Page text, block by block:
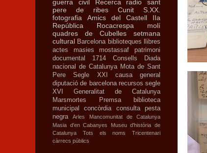
guerra civil
Recerca radio
sant
pere de ribes
Cunit
S.XX.
fotografia
Amics del Castell
IIa
República
Rocacrespa
molí
quadres de Cubelles
setmana
cultural Barcelona biblioteques
llibres
actes
masies mostassaf
patrimoni
documental
1714 Consells
Diada
nacional de Catalunya Mota de Sant
Pere
Segle XXI
causa general
diputació de barcelona recursos segle
XVI
Generalitat de Catalunya
Marsmortes
Premsa
biblioteca
municipal
concòrdia consulta
pesta
negra
Arles
Mancomunitat de Catalunya
Masia d'en Cabanyes
Museu d'història de
Catalunya
Tots els noms
Tricentenari
càrrecs públics